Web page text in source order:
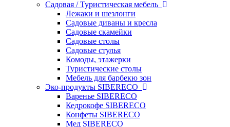
Садовая / Туристическая мебель
Лежаки и шезлонги
Садовые диваны и кресла
Садовые скамейки
Садовые столы
Садовые стулья
Комоды, этажерки
Туристические столы
Мебель для барбекю зон
Эко-продукты SIBERECO
Варенье SIBERECO
Кедрокофе SIBERECO
Конфеты SIBERECO
Мед SIBERECO